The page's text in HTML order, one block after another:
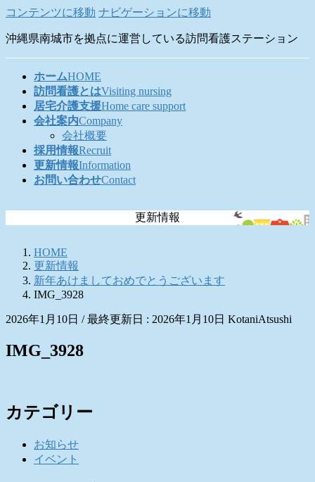
コンテンツに移動 ナビゲーションに移動
沖縄県南城市を拠点に運営している訪問看護ステーション
ホームHOME
訪問看護とはVisiting nursing
居宅介護支援Home care support
会社案内Company
会社概要
採用情報Recruit
更新情報Information
お問い合わせContact
更新情報
HOME
更新情報
新年あけましておめでとうございます
IMG_3928
2026年1月10日 / 最終更新日 : 2026年1月10日 KotaniAtsushi
IMG_3928
カテゴリー
お知らせ
イベント